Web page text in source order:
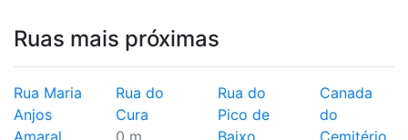
Ruas mais próximas
Rua Maria
Anjos
Amaral
Rua do
Cura
0 m
Rua do
Pico de
Baixo
Canada
do
Cemitério